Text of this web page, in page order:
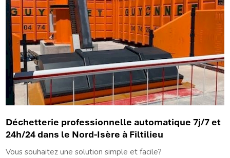
Déchetterie professionnelle automatique 7j/7 et
24h/24 dans le Nord-Isère à Filtilieu
Vous souhaitez une solution simple et facile?